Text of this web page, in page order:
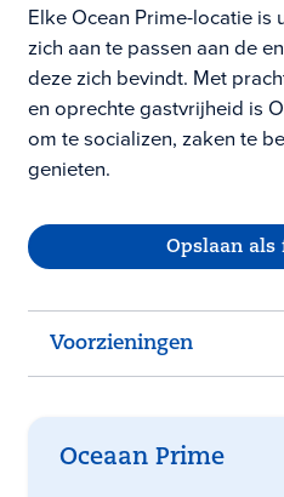
Elke Ocean Prime-locatie
zich aan te passen aan de
deze zich bevindt. Met
en oprechte gastvrijheid is
om te socializen, zaken te
genieten.
Opslaan als
Voorzieningen
Oceaan Prime